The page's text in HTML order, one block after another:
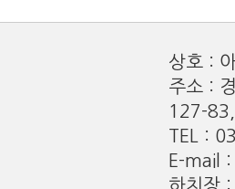
상호 :
주소 :
127-
TEL :
E-mail
하치장